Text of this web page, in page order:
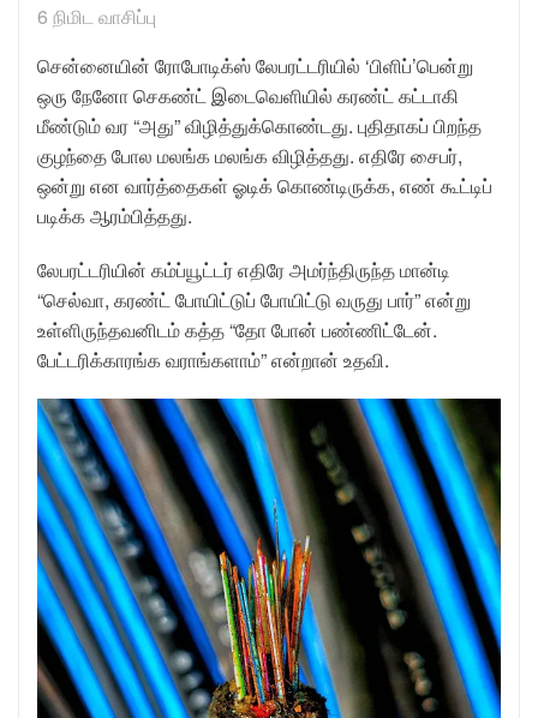
6 நிமிட வாசிப்பு
சென்னையின் ரோபோடிக்ஸ் லேபரட்டரியில் ‘பிளிப்’பென்று
ஒரு நேனோ செகண்ட் இடைவெளியில் கரண்ட் கட்டாகி
மீண்டும் வர “அது” விழித்துக்கொண்டது. புதிதாகப் பிறந்த
குழந்தை போல மலங்க மலங்க விழித்தது. எதிரே சைபர்,
ஒன்று என வார்த்தைகள் ஓடிக் கொண்டிருக்க, எண் கூட்டிப்
படிக்க ஆரம்பித்தது.
லேபரட்டரியின் கம்ப்யூட்டர் எதிரே அமர்ந்திருந்த மான்டி
“செல்வா, கரண்ட் போயிட்டுப் போயிட்டு வருது பார்” என்று
உள்ளிருந்தவனிடம் கத்த “தோ போன் பண்ணிட்டேன்.
பேட்டரிக்காரங்க வராங்களாம்” என்றான் உதவி.